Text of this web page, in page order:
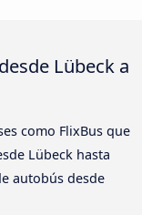
Lübeck a
como FlixBus que
Lübeck hasta
autobús desde